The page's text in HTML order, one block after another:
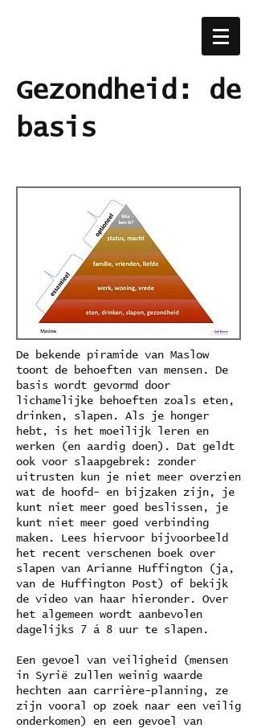
Gezondheid: de
basis
De bekende piramide van Maslow
toont de behoeften van mensen. De
basis wordt gevormd door
lichamelijke behoeften zoals eten,
drinken, slapen. Als je honger
hebt, is het moeilijk leren en
werken (en aardig doen). Dat geldt
ook voor slaapgebrek: zonder
uitrusten kun je niet meer overzien
wat de hoofd- en bijzaken zijn, je
kunt niet meer goed beslissen, je
kunt niet meer goed verbinding
maken. Lees hiervoor bijvoorbeeld
het recent verschenen boek over
slapen van Arianne Huffington (ja,
van de Huffington Post) of bekijk
de video van haar hieronder. Over
het algemeen wordt aanbevolen
dagelijks 7 á 8 uur te slapen.
Een gevoel van veiligheid (mensen
in Syrië zullen weinig waarde
hechten aan carrière-planning, ze
zijn vooral op zoek naar een veilig
onderkomen) en een gevoel van